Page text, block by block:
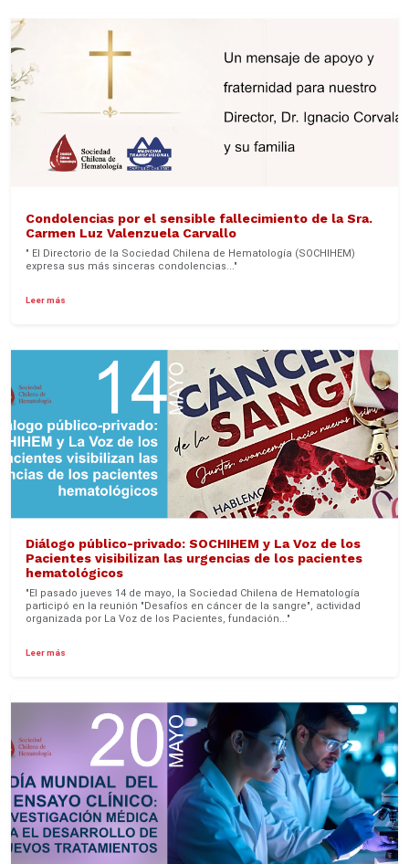
Condolencias por el sensible fallecimiento de la Sra.
Carmen Luz Valenzuela Carvallo
" El Directorio de la Sociedad Chilena de Hematología (SOCHIHEM)
expresa sus más sinceras condolencias..."
Leer más
Diálogo público-privado: SOCHIHEM y La Voz de los
Pacientes visibilizan las urgencias de los pacientes
hematológicos
"El pasado jueves 14 de mayo, la Sociedad Chilena de Hematología
participó en la reunión "Desafíos en cáncer de la sangre", actividad
organizada por La Voz de los Pacientes, fundación..."
Leer más